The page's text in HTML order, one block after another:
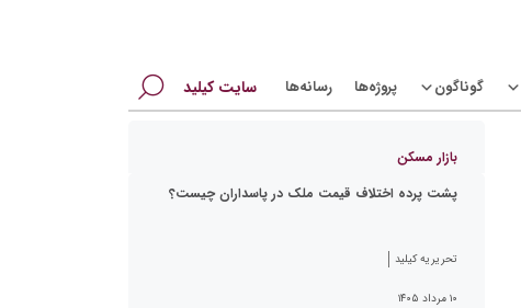
برای:
گوناگون پروژه‌ها رسانه‌ها سایت کیلید
بازار مسکن
پشت پرده اختلاف قیمت ملک در پاسداران چیست؟
تحریریه کیلید
۱۰ مرداد ۱۴۰۵